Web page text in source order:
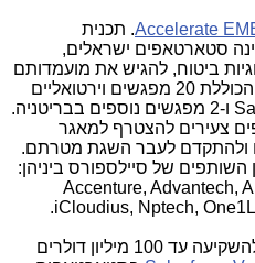
Accelerate. תכנית
שמזמינה סטארטאפים ישראלים,
ביטוח, להגיש את מועמדותם
עד סוף חודש יוני 2018. התכנית הכוללת 20 מפגשים וירטואליים
ו-2 מפגשים נוספים בבריטניה.
צעירים להצטרף למאגר
ולהתקדם לעבר השגת מטרתם.
השותפים של סיילספורס ביניהן:
Accenture, Advantech,
iCloudius, Nptech,
.
החברה הודיעה, שהיא מתכננת להשקיעה עד 100 מיליון דולרים